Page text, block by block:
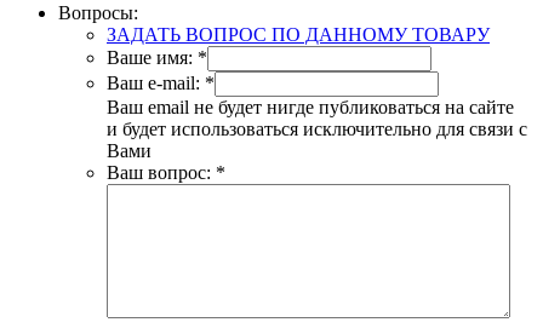
Вопросы:
ЗАДАТЬ ВОПРОС ПО ДАННОМУ ТОВАРУ
Ваше имя: *
Ваш e-mail: *
Ваш email не будет нигде публиковаться на сайте
и будет использоваться исключительно для связи с
Вами
Ваш вопрос: *